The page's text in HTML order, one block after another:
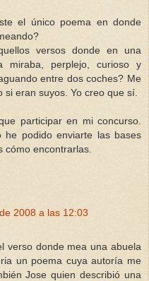
el único poema en donde
versos donde en una
miraba, perplejo, curioso y
entre dos coches? Me
eran suyos. Yo creo que sí.
participar en mi concurso.
podido enviarte las bases
cómo encontrarlas.
2008 a las 12:03
verso donde mea una abuela
un poema cuya autoría me
Jose quien describió una